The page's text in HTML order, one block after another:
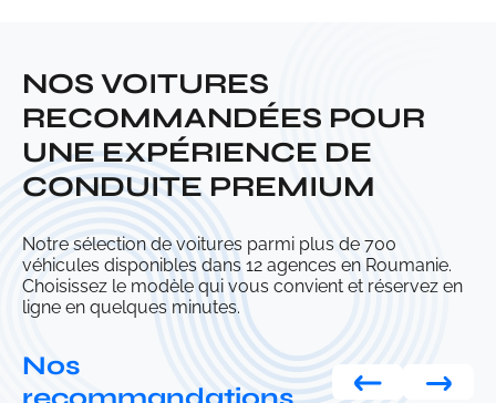
NOS VOITURES
RECOMMANDÉES POUR
UNE EXPÉRIENCE DE
CONDUITE PREMIUM
Notre sélection de voitures parmi plus de 700
véhicules disponibles dans 12 agences en Roumanie.
Choisissez le modèle qui vous convient et réservez en
ligne en quelques minutes.
Nos